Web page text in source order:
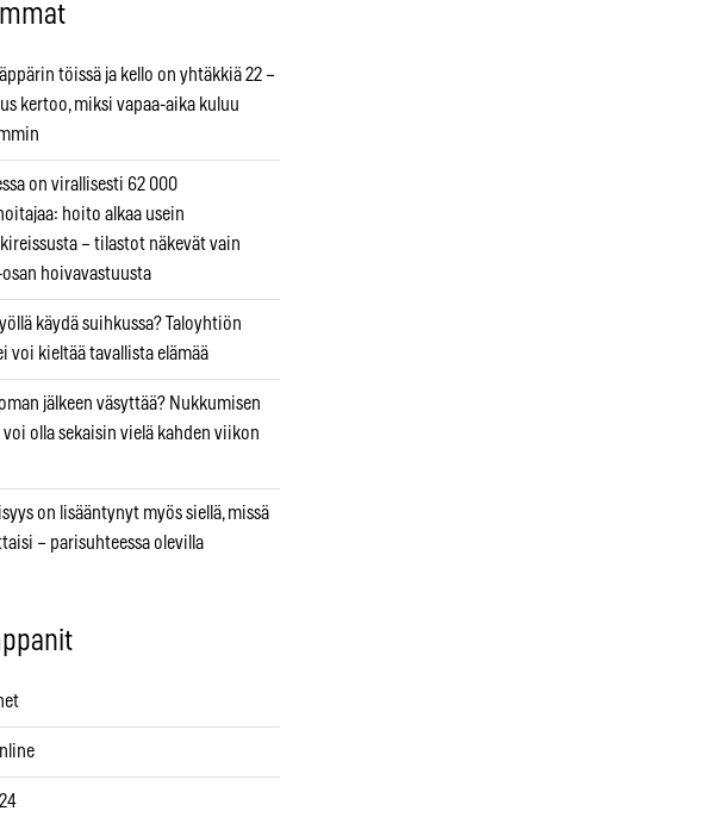
töissä ja kello on yhtäkkiä 22 –
kertoo, miksi vapaa-aika kuluu
on virallisesti 62 000
hoito alkaa usein
– tilastot näkevät vain
hoivavastuusta
käydä suihkussa? Taloyhtiön
voi kieltää tavallista elämää
jälkeen väsyttää? Nukkumisen
olla sekaisin vielä kahden viikon
on lisääntynyt myös siellä, missä
– parisuhteessa olevilla